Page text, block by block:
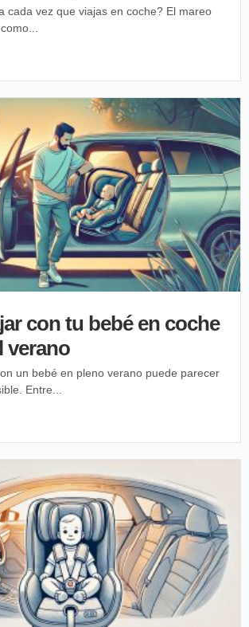
cada vez que viajas en coche? El mareo
con tu bebé en coche
verano
un bebé en pleno verano puede parecer
Entre...